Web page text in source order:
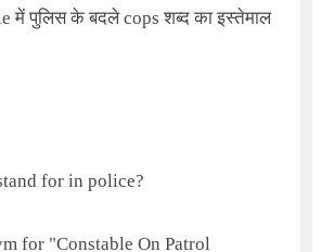
में पुलिस के बदलेcopsशब्द का इस्तेमाल
for in police?
for "Constable On Patrol